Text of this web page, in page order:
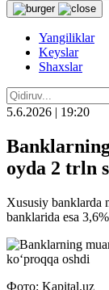
Yangiliklar
Keyslar
Shaxslar
5.6.2026 | 19:20
oyda 2 trln
Xususiy banklarda
banklarida esa
Фото: Kapital.uz